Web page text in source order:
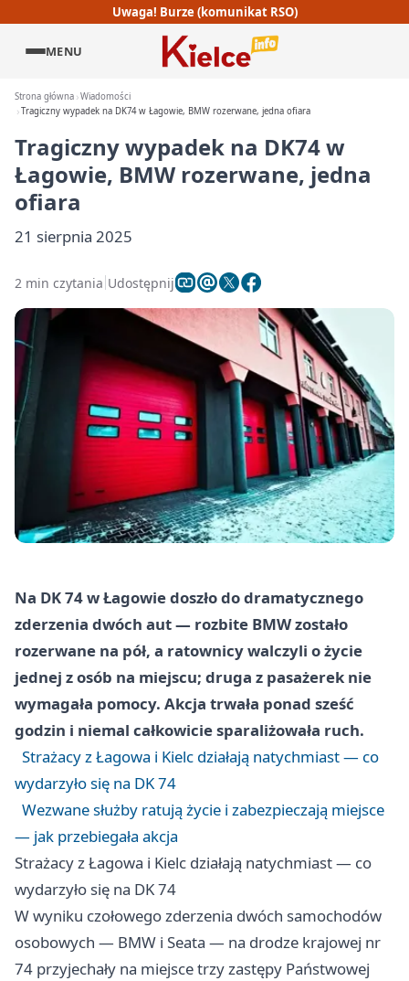
Uwaga! Burze (komunikat RSO)
MENU
Strona główna Wiadomości
Tragiczny wypadek na DK74 w Łagowie, BMW rozerwane, jedna ofiara
Tragiczny wypadek na DK74 w
Łagowie, BMW rozerwane, jedna
ofiara
21 sierpnia 2025
2 min czytania Udostępnij
Na DK 74 w Łagowie doszło do dramatycznego
zderzenia dwóch aut — rozbite BMW zostało
rozerwane na pół, a ratownicy walczyli o życie
jednej z osób na miejscu; druga z pasażerek nie
wymagała pomocy. Akcja trwała ponad sześć
godzin i niemal całkowicie sparaliżowała ruch.
Strażacy z Łagowa i Kielc działają natychmiast — co
wydarzyło się na DK 74
Wezwane służby ratują życie i zabezpieczają miejsce
— jak przebiegała akcja
Strażacy z Łagowa i Kielc działają natychmiast — co
wydarzyło się na DK 74
W wyniku czołowego zderzenia dwóch samochodów
osobowych — BMW i Seata — na drodze krajowej nr
74 przyjechały na miejsce trzy zastępy Państwowej